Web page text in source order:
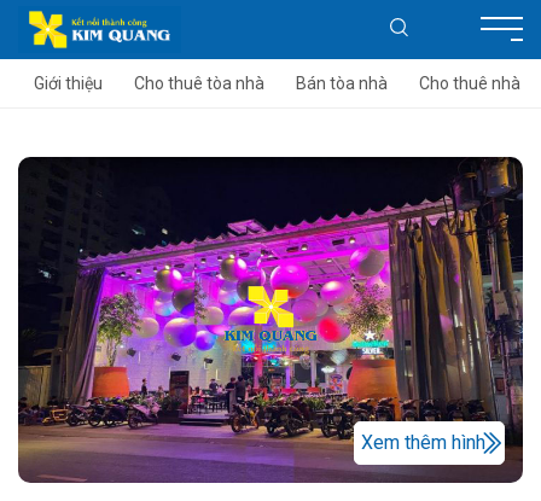
Giới thiệu Cho thuê tòa nhà Bán tòa nhà Cho thuê nhà
Xem thêm hình